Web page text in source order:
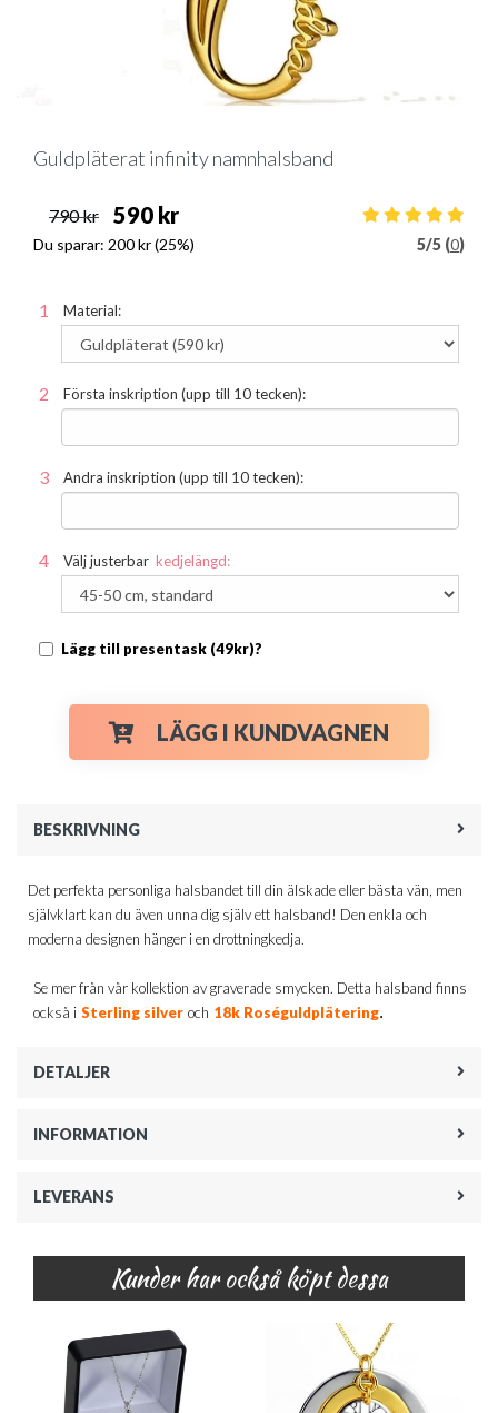
Guldpläterat infinity namnhalsband
790 kr 590 kr
Du sparar: 200 kr(25%) 5/5 (0)
Material:
Första inskription (upp till 10 tecken):
Andra inskription (upp till 10 tecken):
Välj justerbar kedjelängd:
Lägg till presentask (49kr)?
LÄGG I KUNDVAGNEN
BESKRIVNING
Det perfekta personliga halsbandet till din älskade eller bästa vän, men
självklart kan du även unna dig själv ett halsband! Den enkla och
moderna designen hänger i en drottningkedja.
Se mer från vår kollektion av graverade smycken. Detta halsband finns
också i Sterling silver och 18k Roséguldplätering.
DETALJER
INFORMATION
LEVERANS
Kunder har också köpt dessa